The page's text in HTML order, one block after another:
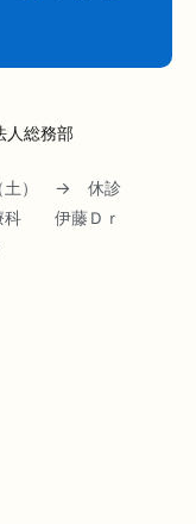
人総務部
土） → 休診
科 伊藤Ｄｒ